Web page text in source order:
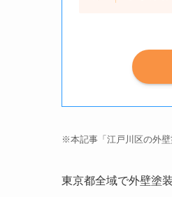
※本記事「江戸川区の外壁
東京都全域で外壁塗